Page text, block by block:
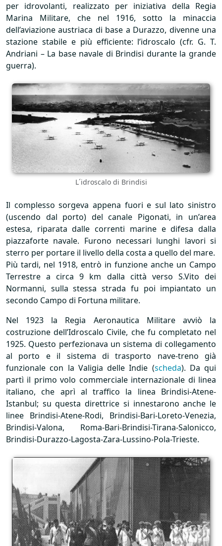
per idrovolanti, realizzato per iniziativa della Regia
Marina Militare, che nel 1916, sotto la minaccia
dell’aviazione austriaca di base a Durazzo, divenne una
stazione stabile e più efficiente: l’idroscalo (cfr. G. T.
Andriani – La base navale di Brindisi durante la grande
guerra).
L´idroscalo di Brindisi
Il complesso sorgeva appena fuori e sul lato sinistro
(uscendo dal porto) del canale Pigonati, in un’area
estesa, riparata dalle correnti marine e difesa dalla
piazzaforte navale. Furono necessari lunghi lavori si
sterro per portare il livello della costa a quello del mare.
Più tardi, nel 1918, entrò in funzione anche un Campo
Terrestre a circa 9 km dalla città verso S.Vito dei
Normanni, sulla stessa strada fu poi impiantato un
secondo Campo di Fortuna militare.
Nel 1923 la Regia Aeronautica Militare avviò la
costruzione dell’Idroscalo Civile, che fu completato nel
1925. Questo perfezionava un sistema di collegamento
al porto e il sistema di trasporto nave-treno già
funzionale con la Valigia delle Indie (scheda). Da qui
partì il primo volo commerciale internazionale di linea
italiano, che aprì al traffico la linea Brindisi-Atene-
Istanbul; su questa direttrice si innestarono anche le
linee Brindisi-Atene-Rodi, Brindisi-Bari-Loreto-Venezia,
Brindisi-Valona, Roma-Bari-Brindisi-Tirana-Salonicco,
Brindisi-Durazzo-Lagosta-Zara-Lussino-Pola-Trieste.